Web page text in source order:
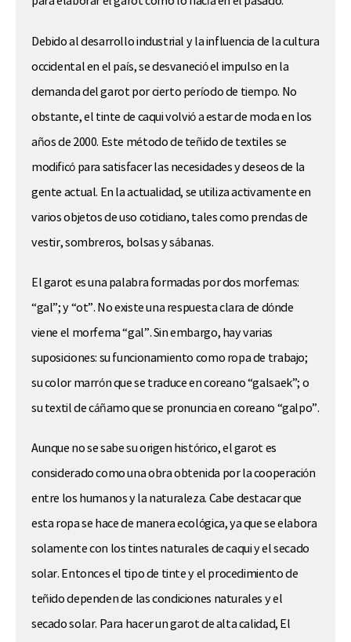
Debido al desarrollo industrial y la influencia de la cultura
occidental en el país, se desvaneció el impulso en la
demanda del garot por cierto período de tiempo. No
obstante, el tinte de caqui volvió a estar de moda en los
años de 2000. Este método de teñido de textiles se
modificó para satisfacer las necesidades y deseos de la
gente actual. En la actualidad, se utiliza activamente en
varios objetos de uso cotidiano, tales como prendas de
vestir, sombreros, bolsas y sábanas.
El garot es una palabra formadas por dos morfemas:
“gal”; y “ot”. No existe una respuesta clara de dónde
viene el morfema “gal”. Sin embargo, hay varias
suposiciones: su funcionamiento como ropa de trabajo;
su color marrón que se traduce en coreano “galsaek”; o
su textil de cáñamo que se pronuncia en coreano “galpo”.
Aunque no se sabe su origen histórico, el garot es
considerado como una obra obtenida por la cooperación
entre los humanos y la naturaleza. Cabe destacar que
esta ropa se hace de manera ecológica, ya que se elabora
solamente con los tintes naturales de caqui y el secado
solar. Entonces el tipo de tinte y el procedimiento de
teñido dependen de las condiciones naturales y el
secado solar. Para hacer un garot de alta calidad, El